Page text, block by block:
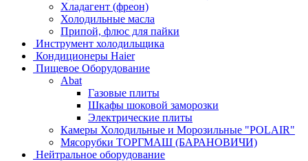
Хладагент (фреон)
Холодильные масла
Припой, флюс для пайки
Инструмент холодильщика
Кондиционеры Haier
Пищевое Оборудование
Abat
Газовые плиты
Шкафы шоковой заморозки
Электрические плиты
Камеры Холодильные и Морозильные "POLAIR"
Мясорубки ТОРГМАШ (БАРАНОВИЧИ)
Нейтральное оборудование